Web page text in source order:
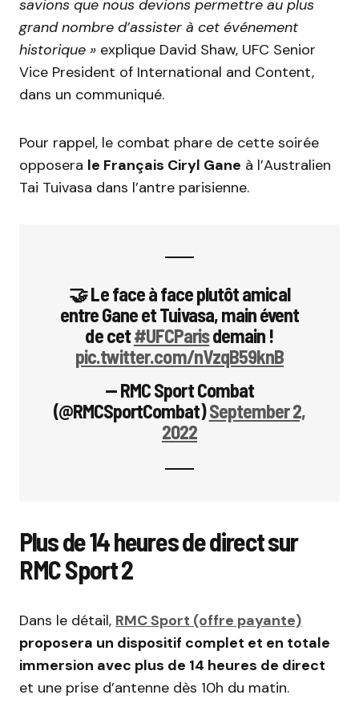
savions que nous devions permettre au plus
grand nombre d’assister à cet événement
historique » explique David Shaw, UFC Senior
Vice President of International and Content,
dans un communiqué.
Pour rappel, le combat phare de cette soirée
opposera le Français Ciryl Gane à l’Australien
Tai Tuivasa dans l’antre parisienne.
🤝 Le face à face plutôt amical
entre Gane et Tuivasa, main évent
de cet#UFCParisdemain !
pic.twitter.com/nVzqB59knB
— RMC Sport Combat
(@RMCSportCombat)September 2,
2022
Plus de 14 heures de direct sur
RMC Sport 2
Dans le détail, RMC Sport (offre payante)
proposera un dispositif complet et en totale
immersion avec plus de 14 heures de direct
et une prise d’antenne dès 10h du matin.